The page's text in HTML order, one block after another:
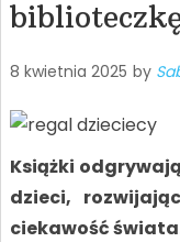
8 kwietnia 2025 by
Książki
dzieci,
ciekawość